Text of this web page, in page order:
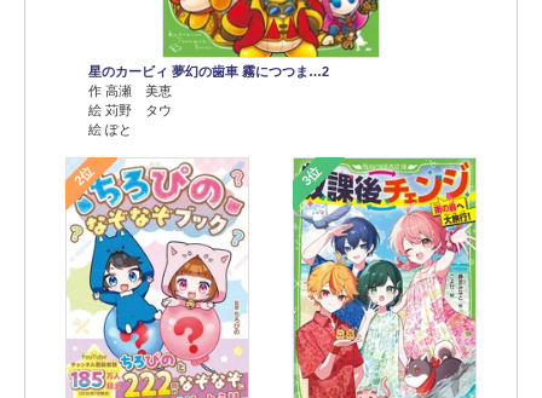
星のカービィ 夢幻の歯車 霧につつま…2
作 高瀬 美恵
絵 苅野 タウ
絵 ぽと
2位 3位